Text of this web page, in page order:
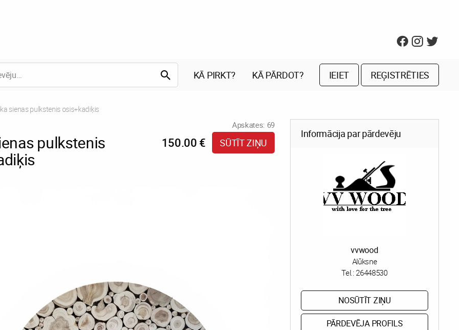
KĀ PIRKT? KĀ PĀRDOT? IEIET REĢISTRĒTIES
sienas pulkstenis osis+kadiķis
Apskates: 69
pulkstenis
150.00 € SŪTĪT ZIŅU
Informācija par pārdevēju
vvwood
Alūksne
Tel.:26448530
NOSŪTĪT ZIŅU
PĀRDEVĒJA PROFILS